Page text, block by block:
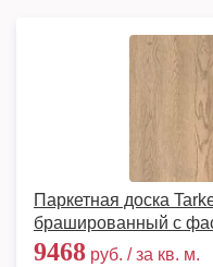
Паркетная доска
брашированный с
9468 руб. / за кв. м.